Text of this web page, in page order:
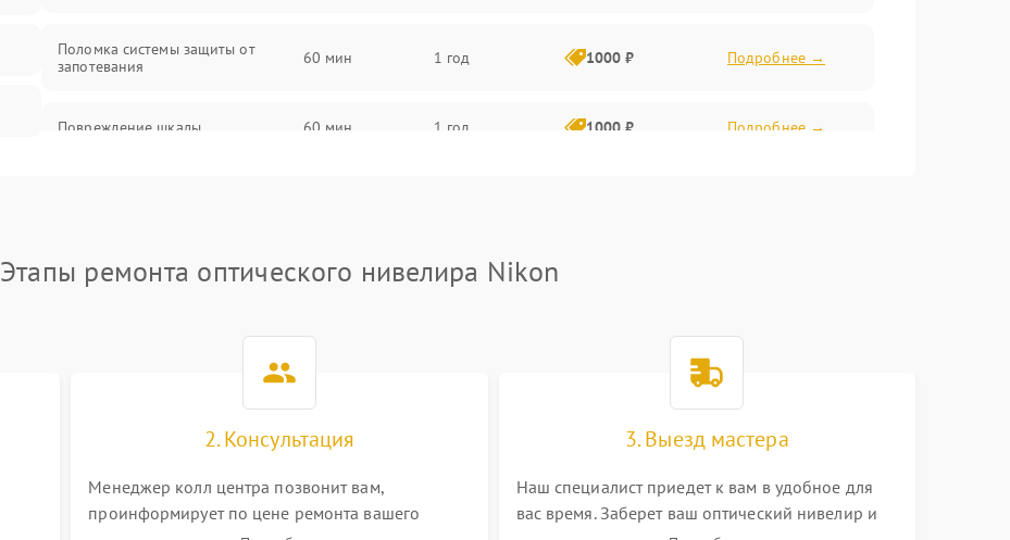
Поломка системы защиты от
запотевания
60 мин 1 год 1000 ₽ Подробнее →
Повреждение шкалы 60 мин 1 год 1000 ₽ Подробнее →
Искажение изображения 80 мин 2000 ₽ Подробнее →
Этапы ремонта оптического нивелира Nikon
2. Консультация
Менеджер колл центра позвонит вам,
проинформирует по цене ремонта вашего
3. Выезд мастера
Наш специалист приедет к вам в удобное для
вас время. Заберет ваш оптический нивелир и